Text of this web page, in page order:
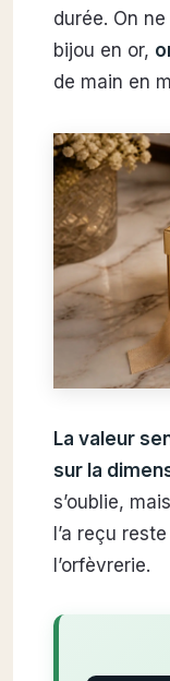
durée. On
bijou en or,
de main en
La valeur
sur la
s’oublie,
l’a reçu
l’orfèvrerie.